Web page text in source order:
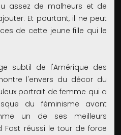
assez de malheurs et de
Et pourtant, il ne peut
de cette jeune fille qui le
subtil de l'Amérique des
l'envers du décor du
portrait de femme qui a
du féminisme avant
un de ses meilleurs
Fast réussi le tour de force